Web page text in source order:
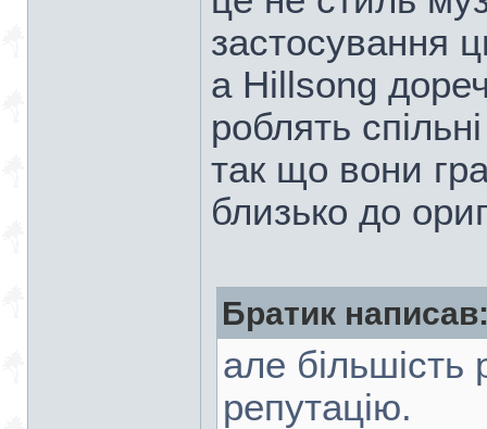
застосування
а Hillsong
роблять
так що вони
близько до
Братик
але більшість
репутацію.